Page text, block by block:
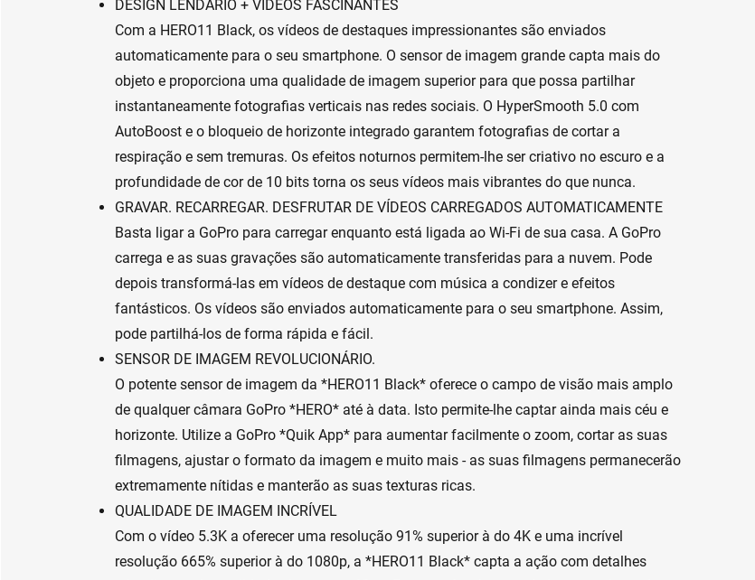
DESIGN LENDÁRIO + VÍDEOS FASCINANTES
Com a HERO11 Black, os vídeos de destaques impressionantes são enviados
automaticamente para o seu smartphone. O sensor de imagem grande capta mais do
objeto e proporciona uma qualidade de imagem superior para que possa partilhar
instantaneamente fotografias verticais nas redes sociais. O HyperSmooth 5.0 com
AutoBoost e o bloqueio de horizonte integrado garantem fotografias de cortar a
respiração e sem tremuras. Os efeitos noturnos permitem-lhe ser criativo no escuro e a
profundidade de cor de 10 bits torna os seus vídeos mais vibrantes do que nunca.
GRAVAR. RECARREGAR. DESFRUTAR DE VÍDEOS CARREGADOS AUTOMATICAMENTE
Basta ligar a GoPro para carregar enquanto está ligada ao Wi-Fi de sua casa. A GoPro
carrega e as suas gravações são automaticamente transferidas para a nuvem. Pode
depois transformá-las em vídeos de destaque com música a condizer e efeitos
fantásticos. Os vídeos são enviados automaticamente para o seu smartphone. Assim,
pode partilhá-los de forma rápida e fácil.
SENSOR DE IMAGEM REVOLUCIONÁRIO.
O potente sensor de imagem da *HERO11 Black* oferece o campo de visão mais amplo
de qualquer câmara GoPro *HERO* até à data. Isto permite-lhe captar ainda mais céu e
horizonte. Utilize a GoPro *Quik App* para aumentar facilmente o zoom, cortar as suas
filmagens, ajustar o formato da imagem e muito mais - as suas filmagens permanecerão
extremamente nítidas e manterão as suas texturas ricas.
QUALIDADE DE IMAGEM INCRÍVEL
Com o vídeo 5.3K a oferecer uma resolução 91% superior à do 4K e uma incrível
resolução 665% superior à do 1080p, a *HERO11 Black* capta a ação com detalhes